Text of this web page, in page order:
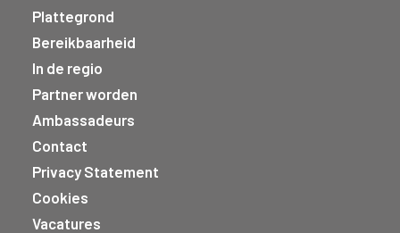
Plattegrond
Bereikbaarheid
In de regio
Partner worden
Ambassadeurs
Contact
Privacy Statement
Cookies
Vacatures